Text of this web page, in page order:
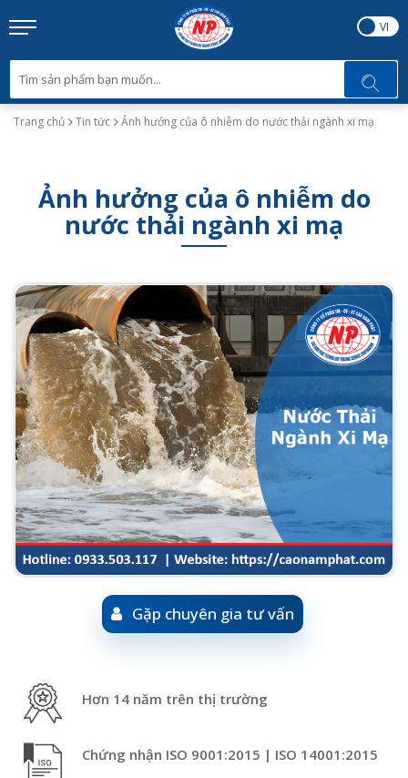
EN VI
Trang chủ Tin tức Ảnh hưởng của ô nhiễm do nước thải ngành xi mạ
Ảnh hưởng của ô nhiễm do
nước thải ngành xi mạ
Gặp chuyên gia tư vấn
Hơn 14 năm trên thị trường
Chứng nhận ISO 9001:2015 | ISO 14001:2015